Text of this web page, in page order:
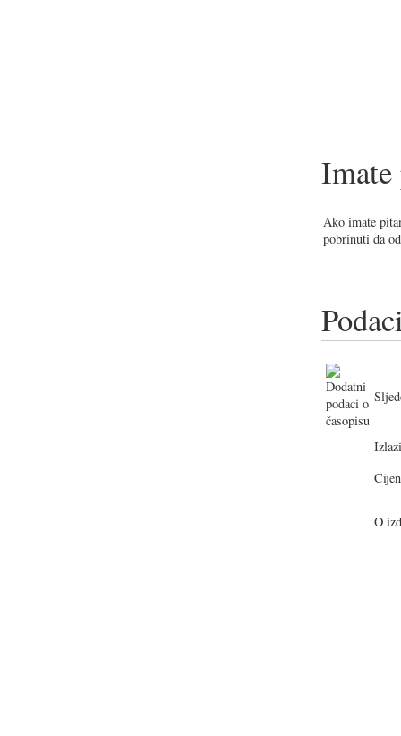
Imate
Ako imate
pobrinuti da
O